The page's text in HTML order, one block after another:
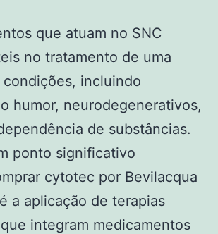
que atuam no SNC
no tratamento de uma
incluindo
humor, neurodegenerativos,
de substâncias.
ponto significativo
cytotec por Bevilacqua
a aplicação de terapias
integram medicamentos